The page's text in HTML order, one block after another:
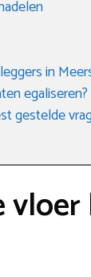
in
egaliseren?
gestelde